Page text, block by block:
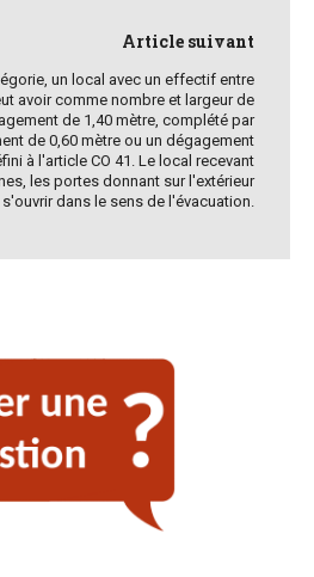
Article suivant
un local avec un effectif entre
avoir comme nombre et largeur de
de 1,40 mètre, complété par
de 0,60 mètre ou un dégagement
à l'article CO 41. Le local recevant
les portes donnant sur l'extérieur
dans le sens de l'évacuation.